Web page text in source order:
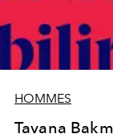
HOMMES
Tavana